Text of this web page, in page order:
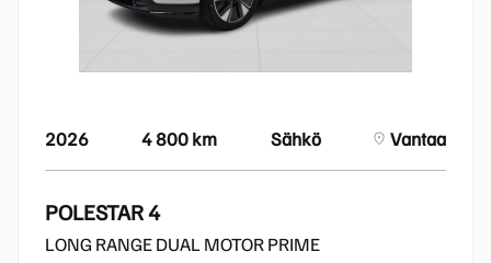
2026 4 800 km Sähkö Vantaa
POLESTAR 4
LONG RANGE DUAL MOTOR PRIME